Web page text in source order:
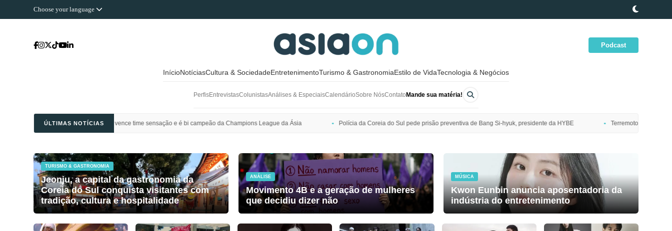
Choose your language
Podcast
InícioNotíciasCultura & SociedadeEntretenimentoTurismo & GastronomiaEstilo de VidaTecnologia & Negócios
PerfisEntrevistasColunistasAnálises & EspeciaisCalendárioSobre NósContato Mande sua matéria!
ÚLTIMAS NOTÍCIAS
Saudi vence time sensação e é bi campeão da Champions League da Ásia Polícia da Coreia do Sul pede prisão preventiva de Bang Si-hyuk, presidente da HYBE Terremoto de magnitude 7,7 atinge costa nordeste do
TURISMO & GASTRONOMIA
Jeonju, a capital da gastronomia da
Coreia do Sul conquista visitantes com
tradição, cultura e hospitalidade
ANÁLISE
Movimento 4B e a geração de mulheres
que decidiu dizer não
MÚSICA
Kwon Eunbin anuncia aposentadoria da
indústria do entretenimento